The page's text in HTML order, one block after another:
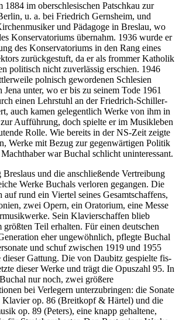
1884 im oberschlesischen Patschkau zur
u. a. bei Friedrich Gernsheim, und
und Pädagoge in Breslau, wo
Konservatoriums übernahm. 1936 wurde er
des Konservatoriums in den Rang eines
zurückgestuft, da er als frommer Katholik
politisch nicht zuverlässig erschien. 1946
polnisch gewordenen Schlesien
unter, wo er bis zu seinem Tode 1961
einen Lehrstuhl an der Friedrich-Schiller-
auch kamen gelegentlich Werke von ihm in
Aufführung, doch spielte er im Musikleben
Rolle. Wie bereits in der NS-Zeit zeigte
Werke mit Bezug zur gegenwärtigen Politik
war Buchal schlicht uninteressant.
und die anschließende Vertreibung
Werke Buchals verloren gegangen. Die
auf rund ein Viertel seines Gesamtschaffens,
zwei Opern, ein Oratorium, eine Messe
Sein Klavierschaffen blieb
Teil erhalten. Für einen deutschen
eher ungewöhnlich, pflegte Buchal
und schuf zwischen 1919 und 1955
dieser Gattung. Die von Daubitz gespielte fis-
dieser Werke und trägt die Opuszahl 95. In
nur noch, zwei größere
bei Verlegern unterzubringen: die Sonate
op. 86 (Breitkopf & Härtel) und die
op. 89 (Peters), eine knapp gehaltene,